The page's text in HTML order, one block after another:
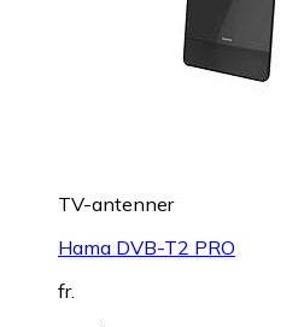
TV-antenner
Hama DVB-T2 PRO
fr.